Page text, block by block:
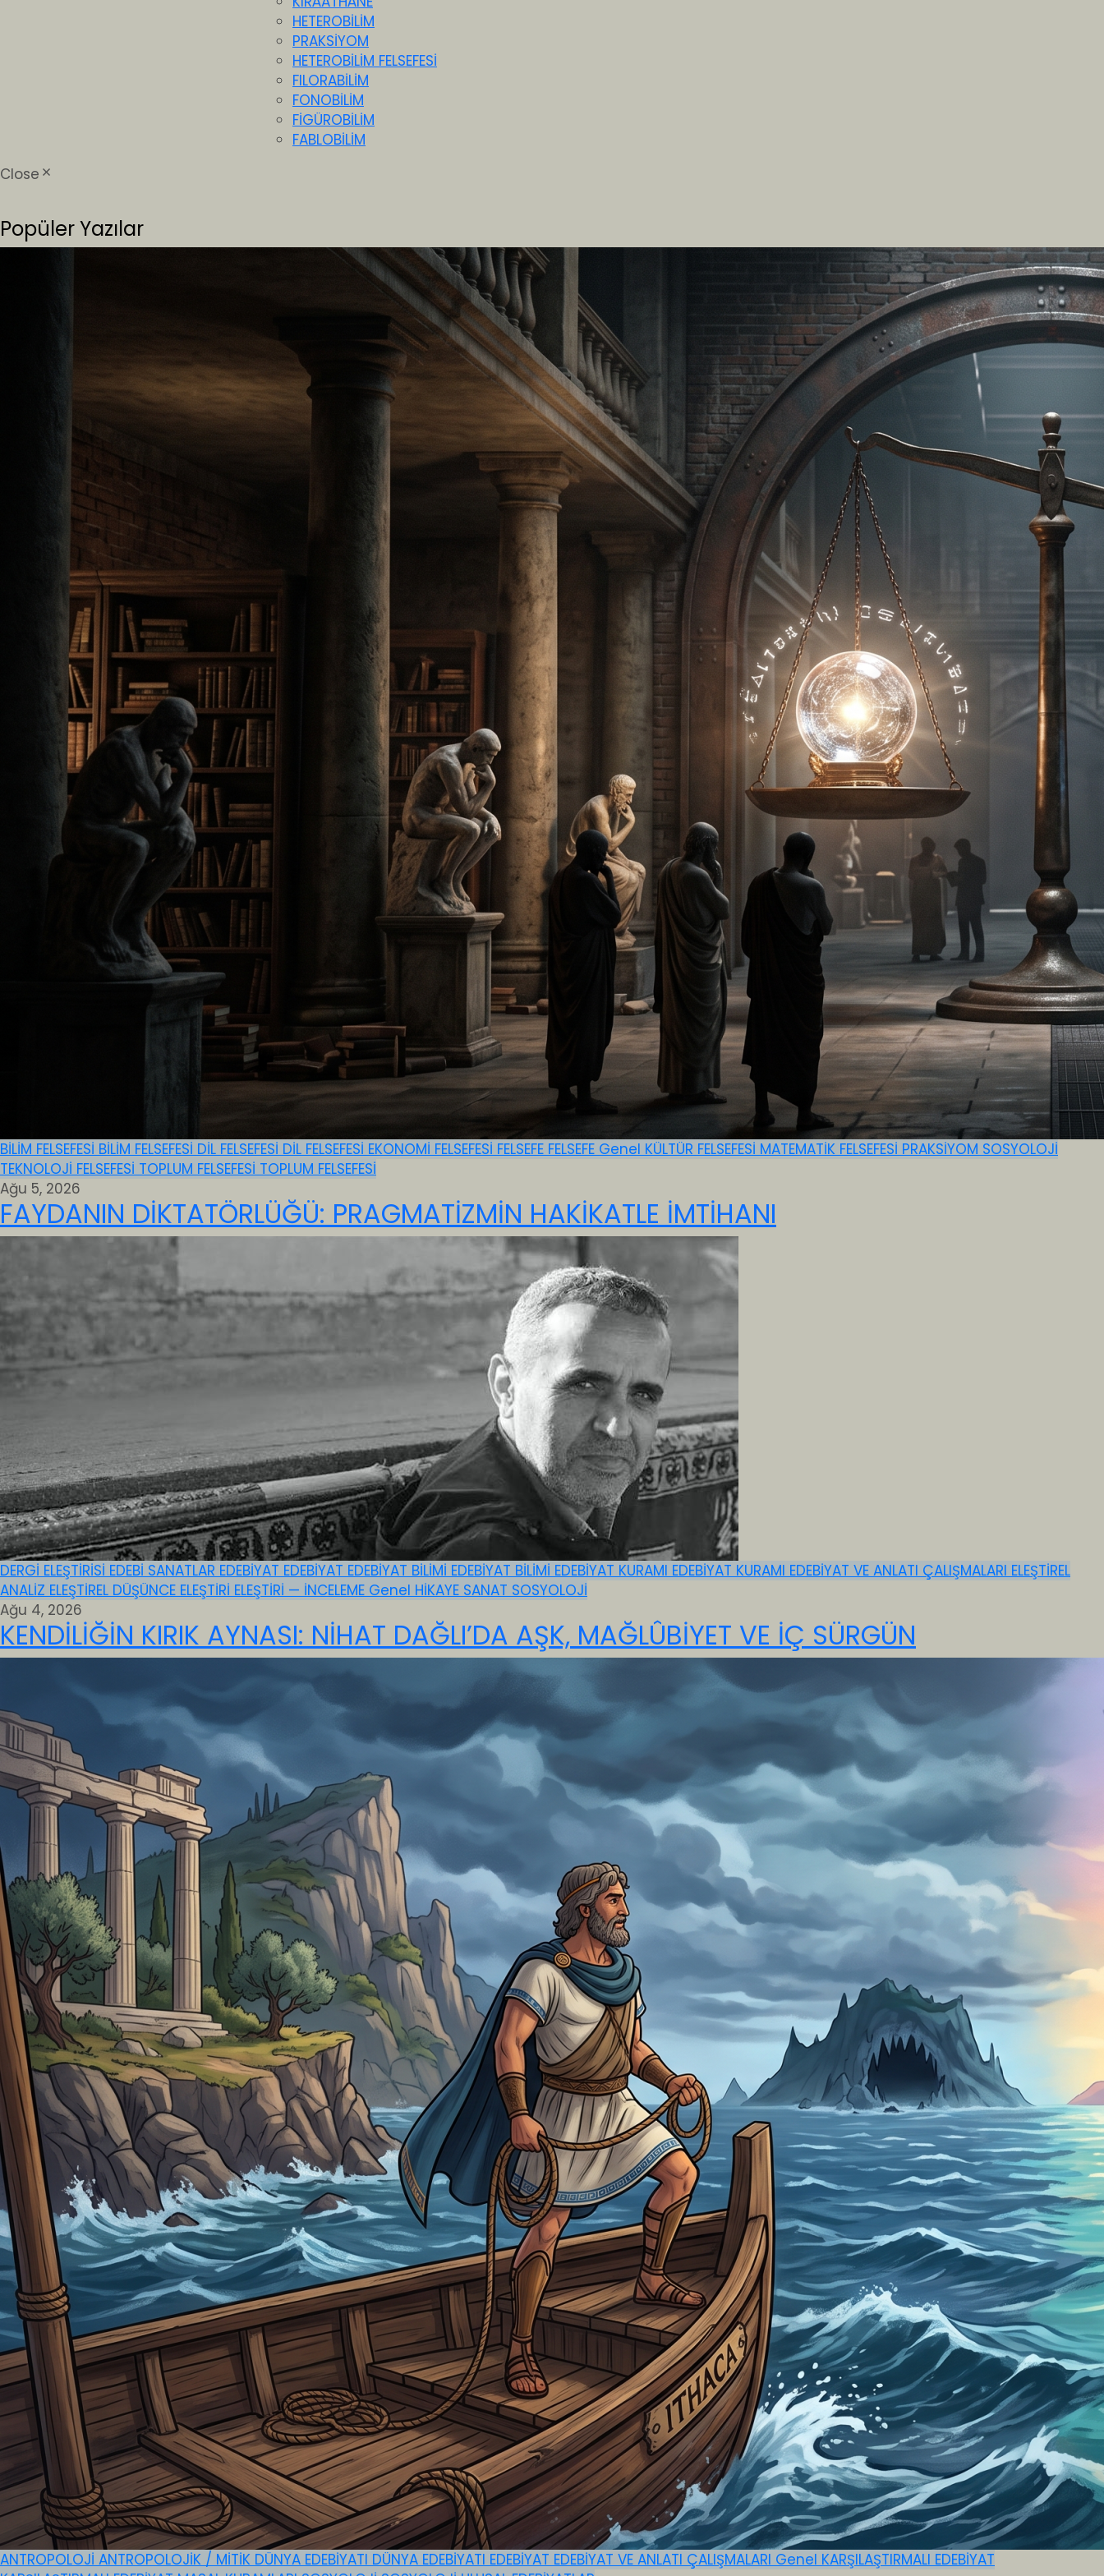
HETEROBİLİM
PRAKSİYOM
HETEROBİLİM FELSEFESİ
FILORABİLİM
FONOBİLİM
FİGÜROBİLİM
FABLOBİLİM
Close
Popüler Yazılar
BİLİM FELSEFESİ BİLİM FELSEFESİ DİL FELSEFESİ DİL FELSEFESİ EKONOMİ FELSEFESİ FELSEFE FELSEFE Genel KÜLTÜR FELSEFESİ MATEMATİK FELSEFESİ PRAKSİYOM SOSYOLOJİ
TEKNOLOJİ FELSEFESİ TOPLUM FELSEFESİ TOPLUM FELSEFESİ
Ağu 5, 2026
FAYDANIN DİKTATÖRLÜĞÜ: PRAGMATİZMİN HAKİKATLE İMTİHANI
DERGİ ELEŞTİRİSİ EDEBİ SANATLAR EDEBİYAT EDEBİYAT EDEBİYAT BİLİMİ EDEBİYAT BİLİMİ EDEBİYAT KURAMI EDEBİYAT KURAMI EDEBİYAT VE ANLATI ÇALIŞMALARI ELEŞTİREL
ANALİZ ELEŞTİREL DÜŞÜNCE ELEŞTİRİ ELEŞTİRİ — İNCELEME Genel HİKAYE SANAT SOSYOLOJİ
Ağu 4, 2026
KENDİLİĞİN KIRIK AYNASI: NİHAT DAĞLI’DA AŞK, MAĞLÛBİYET VE İÇ SÜRGÜN
ANTROPOLOJİ ANTROPOLOJİK / MİTİK DÜNYA EDEBİYATI DÜNYA EDEBİYATI EDEBİYAT EDEBİYAT VE ANLATI ÇALIŞMALARI Genel KARŞILAŞTIRMALI EDEBİYAT